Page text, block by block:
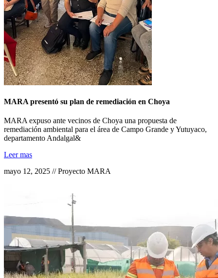
MARA presentó su plan de remediación en Choya
MARA expuso ante vecinos de Choya una propuesta de
remediación ambiental para el área de Campo Grande y Yutuyaco,
departamento Andalgal&
Leer mas
mayo 12, 2025 // Proyecto MARA